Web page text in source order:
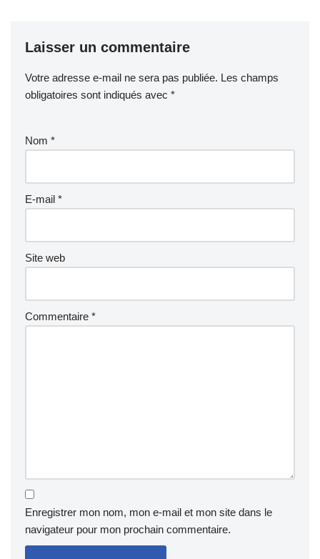
Laisser un commentaire
Votre adresse e-mail ne sera pas publiée. Les champs
obligatoires sont indiqués avec *
Nom *
E-mail *
Site web
Commentaire *
Enregistrer mon nom, mon e-mail et mon site dans le
navigateur pour mon prochain commentaire.